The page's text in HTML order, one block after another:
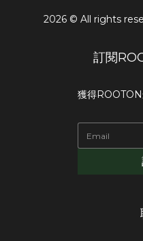
2026 © All rights
訂閱
獲得